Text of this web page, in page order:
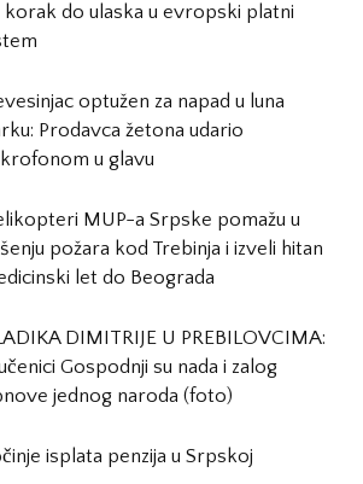
korak do ulaska u evropski platni
optužen za napad u luna
Prodavca žetona udario
u glavu
MUP-a Srpske pomažu u
požara kod Trebinja i izveli hitan
let do Beograda
DIMITRIJE U PREBILOVCIMA:
Gospodnji su nada i zalog
jednog naroda (foto)
isplata penzija u Srpskoj